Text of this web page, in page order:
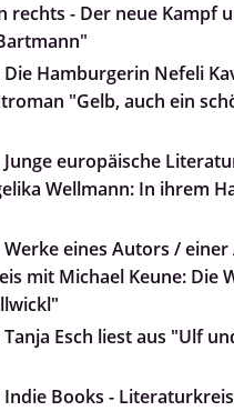
rechts - Der neue Kampf
Die Hamburgerin Nefeli
"Gelb, auch ein
Junge europäische
Wellmann: In ihrem
Werke eines Autors /
mit Michael Keune: Die
Tanja Esch liest aus "Ulf
Indie Books -